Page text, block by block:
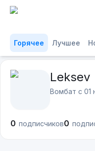
Горячее Лучшее
Leksev
Вомбат с 01
0 подписчиков0